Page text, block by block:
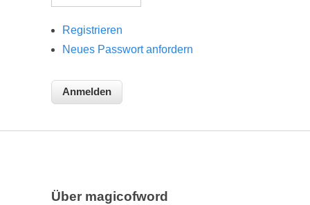
Registrieren
Neues Passwort anfordern
Über magicofword